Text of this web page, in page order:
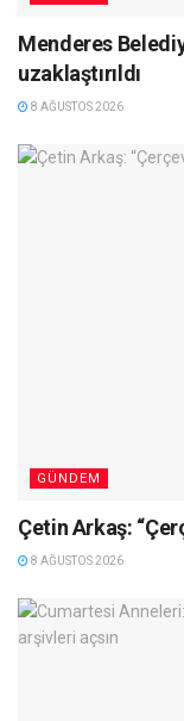
Menderes
uzaklaştırıldı
8 AĞUSTOS 2026
GÜNDEM
Çetin Arkaş:
8 AĞUSTOS 2026